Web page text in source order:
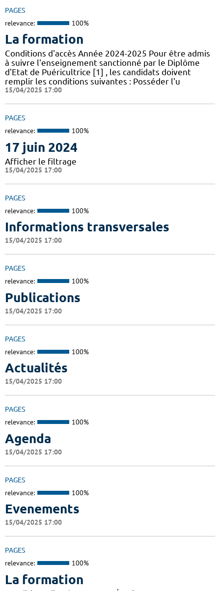
PAGES
relevance: 100%
La formation
Conditions d'accès Année 2024-2025 Pour être admis
à suivre l'enseignement sanctionné par le Diplôme
d'Etat de Puéricultrice [1] , les candidats doivent
remplir les conditions suivantes : Posséder l'u
15/04/2025 17:00
PAGES
relevance: 100%
17 juin 2024
Afficher le filtrage
15/04/2025 17:00
PAGES
relevance: 100%
Informations transversales
15/04/2025 17:00
PAGES
relevance: 100%
Publications
15/04/2025 17:00
PAGES
relevance: 100%
Actualités
15/04/2025 17:00
PAGES
relevance: 100%
Agenda
15/04/2025 17:00
PAGES
relevance: 100%
Evenements
15/04/2025 17:00
PAGES
relevance: 100%
La formation